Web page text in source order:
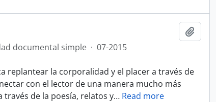
documental simple · 07-2015
replantear la corporalidad y el placer a través de
con el lector de una manera mucho más
través de la poesía, relatos y… Read more